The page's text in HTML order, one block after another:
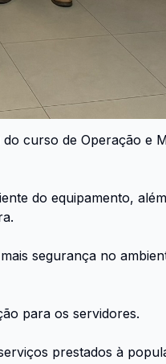
curso de Operação e
do equipamento,
segurança no
para os servidores.
prestados à